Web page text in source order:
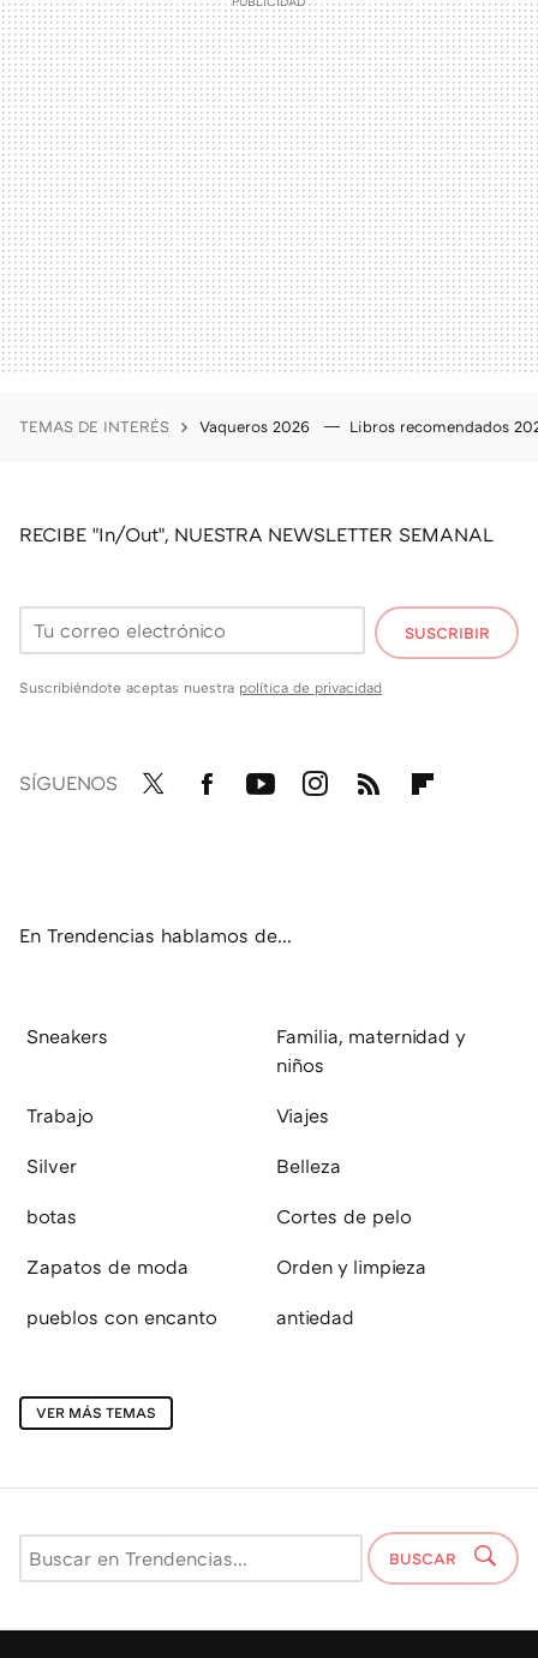
TEMAS DE INTERÉS Vaqueros 2026 Libros recomendados
RECIBE "In/Out", NUESTRA NEWSLETTER SEMANAL
SUSCRIBIR
Suscribiéndote aceptas nuestra política de privacidad
SÍGUENOS
En Trendencias hablamos de...
Sneakers
Familia, maternidad y
niños
Trabajo Viajes
Silver Belleza
botas Cortes de pelo
Zapatos de moda Orden y limpieza
pueblos con encanto antiedad
VER MÁS TEMAS
BUSCAR